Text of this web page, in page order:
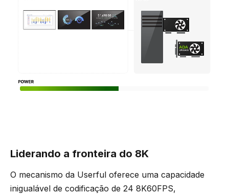
Liderando a fronteira do 8K
O mecanismo da Userful oferece uma capacidade
inigualável de codificação de 24 8K60FPS,